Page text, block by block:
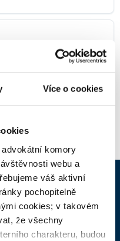
Více o cookies
komory
webu a
váš aktivní
pochopitelně
cookies; v takovém
že všechny
charakteru, budou